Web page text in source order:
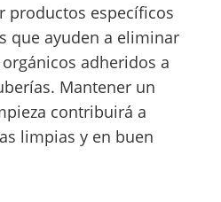
productos específicos
que ayuden a eliminar
adheridos a
Mantener un
contribuirá a
limpias y en buen